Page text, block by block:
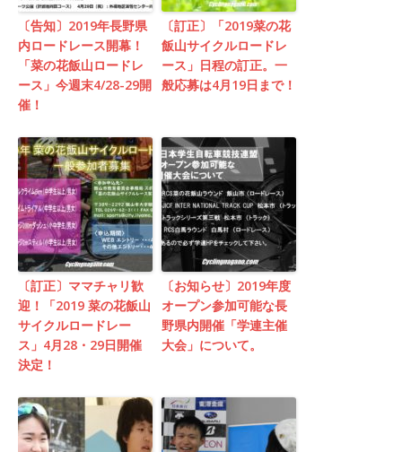
〔告知〕2019年長野県
内ロードレース開幕！
「菜の花飯山ロードレ
ース」今週末4/28-29開
催！
〔訂正〕「2019菜の花
飯山サイクルロードレ
ース」日程の訂正。一
般応募は4月19日まで！
〔訂正〕ママチャリ歓
迎！「2019 菜の花飯山
サイクルロードレー
ス」4月28・29日開催
決定！
〔お知らせ〕2019年度
オープン参加可能な長
野県内開催「学連主催
大会」について。